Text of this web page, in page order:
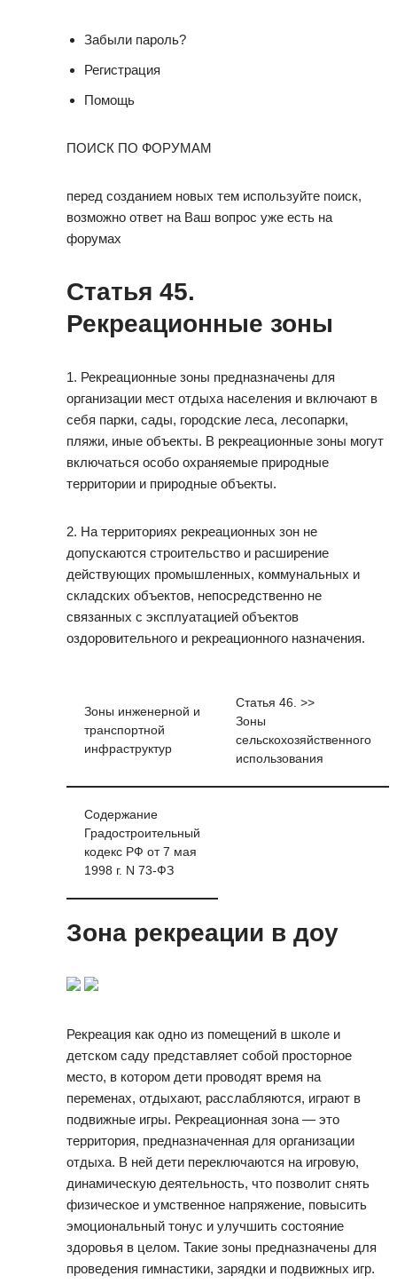
Забыли пароль?
Регистрация
Помощь
ПОИСК ПО ФОРУМАМ
перед созданием новых тем используйте поиск,
возможно ответ на Ваш вопрос уже есть на
форумах
Статья 45.
Рекреационные зоны
1. Рекреационные зоны предназначены для
организации мест отдыха населения и включают в
себя парки, сады, городские леса, лесопарки,
пляжи, иные объекты. В рекреационные зоны могут
включаться особо охраняемые природные
территории и природные объекты.
2. На территориях рекреационных зон не
допускаются строительство и расширение
действующих промышленных, коммунальных и
складских объектов, непосредственно не
связанных с эксплуатацией объектов
оздоровительного и рекреационного назначения.
Зоны инженерной и
транспортной
инфраструктур
Статья 46. >>
Зоны
сельскохозяйственного
использования
Содержание
Градостроительный
кодекс РФ от 7 мая
1998 г. N 73-ФЗ
Зона рекреации в доу
Рекреация как одно из помещений в школе и
детском саду представляет собой просторное
место, в котором дети проводят время на
переменах, отдыхают, расслабляются, играют в
подвижные игры. Рекреационная зона — это
территория, предназначенная для организации
отдыха. В ней дети переключаются на игровую,
динамическую деятельность, что позволит снять
физическое и умственное напряжение, повысить
эмоциональный тонус и улучшить состояние
здоровья в целом. Такие зоны предназначены для
проведения гимнастики, зарядки и подвижных игр.